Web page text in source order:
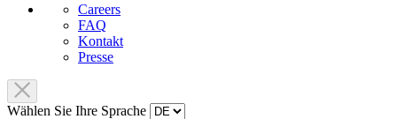
Careers
FAQ
Kontakt
Presse
Wählen Sie Ihre Sprache